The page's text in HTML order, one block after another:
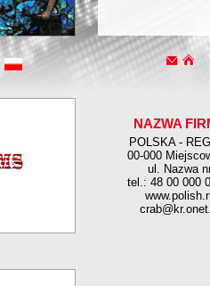
NAZWA
POLSKA -
00-000
ul. Nazwa
tel.: 48 00 000